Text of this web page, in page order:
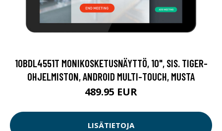
10BDL4551T MONIKOSKETUSNÄYTTÖ, 10", SIS. TIGER-
OHJELMISTON, ANDROID MULTI-TOUCH, MUSTA
489.95 EUR
LISÄTIETOJA